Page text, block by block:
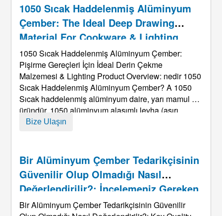
1050 Sıcak Haddelenmiş Alüminyum
Çember:The Ideal Deep Drawing
Material For Cookware & Lighting
1050 Sıcak Haddelenmiş Alüminyum Çember:
Pişirme Gereçleri İçin İdeal Derin Çekme
Malzemesi & Lighting Product Overview: nedir 1050
Sıcak Haddelenmiş Alüminyum Çember? A 1050
Sıcak haddelenmiş alüminyum daire, yarı mamul bir
üründür. 1050 alüminyum alaşımlı levha (aşırı
saflıkla 99.5%) ilk önce sıcak haddeleme işlemiyle
karşılaştırıldığında, T ...
Bize Ulaşın
Bir Alüminyum Çember Tedarikçisinin
Güvenilir Olup Olmadığı Nasıl
Değerlendirilir?: İncelemeniz Gereken
Temel Kalite Göstergeleri
Bir Alüminyum Çember Tedarikçisinin Güvenilir